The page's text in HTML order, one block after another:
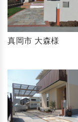
真岡市 大森様